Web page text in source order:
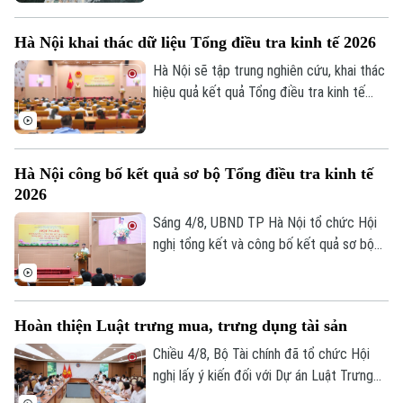
Golf
Tin tức
Sao
Điện ảnh
Thời trang
Âm nhạc
Hà Nội khai thác dữ liệu Tổng điều tra kinh tế 2026
Hà Nội sẽ tập trung nghiên cứu, khai thác
hiệu quả kết quả Tổng điều tra kinh tế
UBND thành phố Hà Nội Nguyễn Xuân
kinh tế năm 2026 thành phố tại Hội nghị
tổng kết và công bố kết quả sơ bộ Tổng
Hà Nội công bố kết quả sơ bộ Tổng điều tra kinh tế
2026
Sáng 4/8, UBND TP Hà Nội tổ chức Hội
nghị tổng kết và công bố kết quả sơ bộ
tra kinh tế năm 2026 thành phố Hà Nội
chủ trì.
Hoàn thiện Luật trưng mua, trưng dụng tài sản
Chiều 4/8, Bộ Tài chính đã tổ chức Hội
nghị lấy ý kiến đối với Dự án Luật Trưng